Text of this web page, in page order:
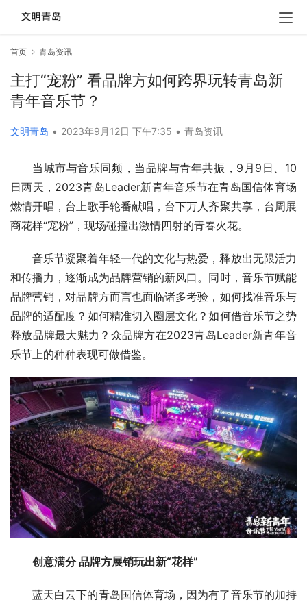
首页 青岛资讯
主打“宠粉” 看品牌方如何跨界玩转青岛新
青年音乐节？
文明青岛 • 2023年9月12日 下午7:35 • 青岛资讯
当城市与音乐同频，当品牌与青年共振，9月9日、10
日两天，2023青岛Leader新青年音乐节在青岛国信体育场
燃情开唱，台上歌手轮番献唱，台下万人齐聚共享，台周展
商花样“宠粉”，现场碰撞出激情四射的青春火花。
音乐节凝聚着年轻一代的文化与热爱，释放出无限活力
和传播力，逐渐成为品牌营销的新风口。同时，音乐节赋能
品牌营销，对品牌方而言也面临诸多考验，如何找准音乐与
品牌的适配度？如何精准切入圈层文化？如何借音乐节之势
释放品牌最大魅力？众品牌方在2023青岛Leader新青年音
乐节上的种种表现可做借鉴。
创意满分 品牌方展销玩出新“花样”
蓝天白云下的青岛国信体育场，因为有了音乐节的加持